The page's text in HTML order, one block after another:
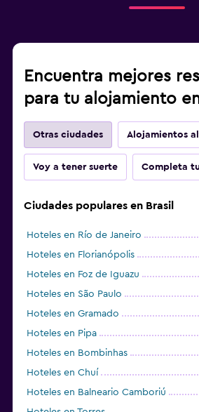
Encuentra mejores
para tu alojamiento
Otras ciudades Alojamientos
Voy a tener suerte Completa
Ciudades populares en Brasil
Hoteles en Río de Janeiro
Hoteles en Florianópolis
Hoteles en Foz de Iguazu
Hoteles en São Paulo
Hoteles en Gramado
Hoteles en Pipa
Hoteles en Bombinhas
Hoteles en Chuí
Hoteles en Balneario Camboriú